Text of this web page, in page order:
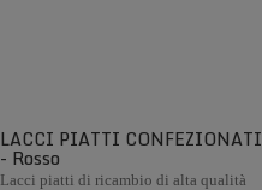
LACCI PIATTI CONFEZIONATI
- Rosso
Lacci piatti di ricambio di alta qualità